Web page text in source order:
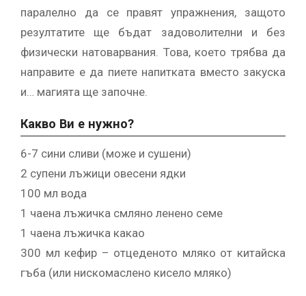
паралелно да се правят упражнения, защото
резултатите ще бъдат задоволителни и без
физически натоварвания. Това, което трябва да
направите е да пиете напитката вместо закуска
и… магията ще започне.
Какво Ви е нужно?
6-7 сини сливи (може и сушени)
2 супени лъжици овесени ядки
100 мл вода
1 чаена лъжичка смляно ленено семе
1 чаена лъжичка какао
300 мл кефир – отцеденото мляко от китайска
гъба (или нискомаслено кисело мляко)